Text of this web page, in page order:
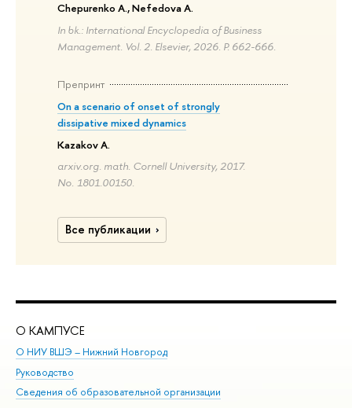
Chepurenko A., Nefedova A.
In bk.: International Encyclopedia of Business
Management. Vol. 2. Elsevier, 2026. P. 662-666.
Препринт
On a scenario of onset of strongly
dissipative mixed dynamics
Kazakov A.
arxiv.org. math. Cornell University, 2017.
No. 1801.00150.
Все публикации
О КАМПУСЕ
О НИУ ВШЭ – Нижний Новгород
Руководство
Сведения об образовательной организации